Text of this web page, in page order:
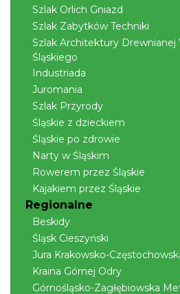
Spotkanie z Utopcem na
Brenna
11.69 km
XXXVI Dożynki
korowód, m.in.: Estrada
„Norbi”
Brenna
11.69 km
Szlak Orlich Gniazd
Szlak Zabytków Techniki
Szlak Architektury
Śląskiego
Industriada
Juromania
Szlak Przyrody
Śląskie z dzieckiem
Śląskie po zdrowie
Narty w Śląskim
Rowerem przez Śląskie
Kajakiem przez Śląskie
Regionalne
Beskidy
Śląsk Cieszyński
Jura Krakowsko-
Kraina Górnej Odry
Górnośląsko-Zagłębiowska